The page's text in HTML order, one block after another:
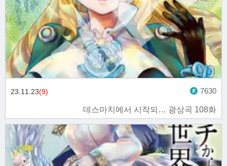
데스마치에서 시작되… 광상곡 108화
23.11.23(9) 7630